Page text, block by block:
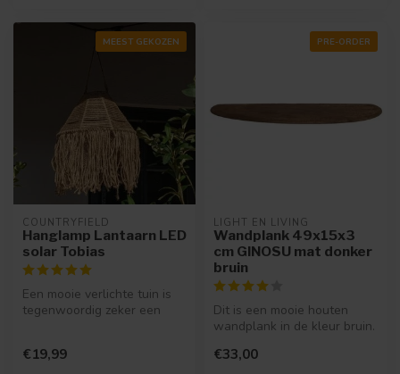
MEEST GEKOZEN
COUNTRYFIELD
Hanglamp Lantaarn LED
solar Tobias
Een mooie verlichte tuin is
tegenwoordig zeker een
€19,99
PRE-ORDER
LIGHT EN LIVING
Wandplank 49x15x3
cm GINOSU mat donker
bruin
Dit is een mooie houten
wandplank in de kleur bruin.
€33,00